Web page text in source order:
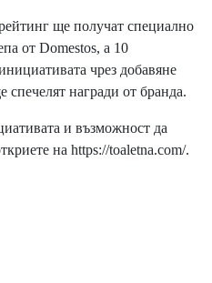
ще получат специално
от Domestos, а 10
чрез добавяне
награди от бранда.
и възможност да
на https://toaletna.com/.